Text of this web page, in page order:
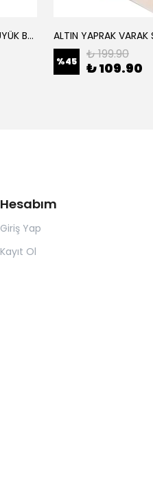
ALTIN YAPRAK VARAK SANATSAL BÜYÜK BOY FOLYO EPOKSİ REÇİNE NAİL ART 16 ADET 14X14 CM ALTIN RENK
%45 ₺ 199.90
₺ 109.90
Hesabım
Giriş Yap
Kayıt Ol